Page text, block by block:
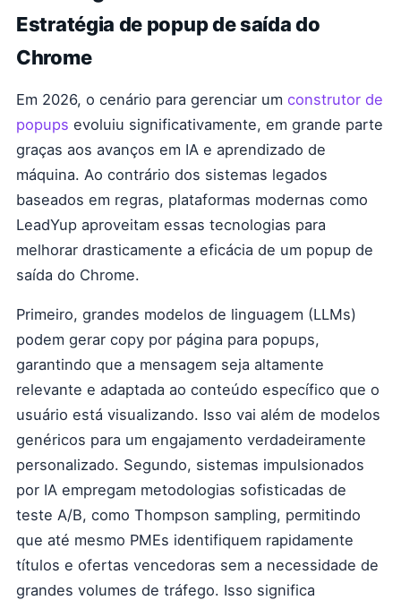
Estratégia de popup de saída do
Chrome
Em 2026, o cenário para gerenciar um construtor de
popups evoluiu significativamente, em grande parte
graças aos avanços em IA e aprendizado de
máquina. Ao contrário dos sistemas legados
baseados em regras, plataformas modernas como
LeadYup aproveitam essas tecnologias para
melhorar drasticamente a eficácia de um popup de
saída do Chrome.
Primeiro, grandes modelos de linguagem (LLMs)
podem gerar copy por página para popups,
garantindo que a mensagem seja altamente
relevante e adaptada ao conteúdo específico que o
usuário está visualizando. Isso vai além de modelos
genéricos para um engajamento verdadeiramente
personalizado. Segundo, sistemas impulsionados
por IA empregam metodologias sofisticadas de
teste A/B, como Thompson sampling, permitindo
que até mesmo PMEs identifiquem rapidamente
títulos e ofertas vencedoras sem a necessidade de
grandes volumes de tráfego. Isso significa